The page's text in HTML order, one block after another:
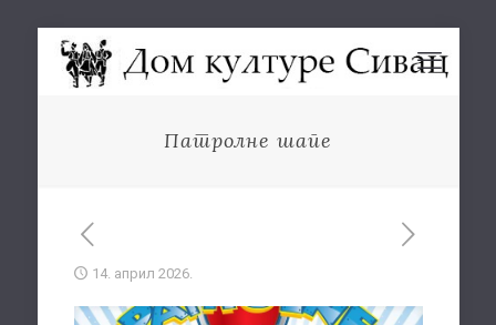
Патролне шапе
14. април 2026.